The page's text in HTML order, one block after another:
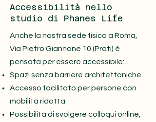
Accessibilità nello
studio di Phanes Life
Anche la nostra sede fisica a Roma,
Via Pietro Giannone 10 (Prati) è
pensata per essere accessibile:
Spazi senza barriere architettoniche
Accesso facilitato per persone con
mobilità ridotta
Possibilità di svolgere colloqui online,